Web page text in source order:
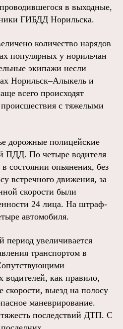
в выходные,
ГИБДД Норильска.
количество нарядов
популярных у норильчан
экипажи несли
Норильск–Алыкель и
всего происходят
с тяжелыми
дорожные полицейские
ПДД. По четыре водителя
состоянии опьянения, без
встречного движения, за
скорости были
24 лица. На штраф-
автомобиля.
период увеличивается
транспортом в
как правило,
скорости, выезд на полосу
маневрирование.
тяжесть последствий ДТП. С